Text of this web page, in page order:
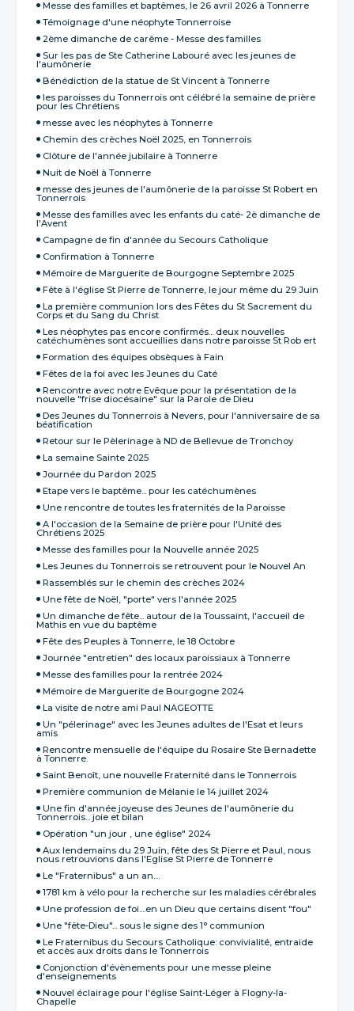
Messe des familles et baptêmes, le 26 avril 2026 à Tonnerre
Témoignage d'une néophyte Tonnerroise
2ème dimanche de carême - Messe des familles
Sur les pas de Ste Catherine Labouré avec les jeunes de
l'aumônerie
Bénédiction de la statue de St Vincent à Tonnerre
les paroisses du Tonnerrois ont célébré la semaine de prière
pour les Chrétiens
messe avec les néophytes à Tonnerre
Chemin des crèches Noël 2025, en Tonnerrois
Clôture de l'année jubilaire à Tonnerre
Nuit de Noël à Tonnerre
messe des jeunes de l'aumônerie de la paroisse St Robert en
Tonnerrois
Messe des familles avec les enfants du caté- 2è dimanche de
l'Avent
Campagne de fin d'année du Secours Catholique
Confirmation à Tonnerre
Mémoire de Marguerite de Bourgogne Septembre 2025
Fête à l'église St Pierre de Tonnerre, le jour même du 29 Juin
La première communion lors des Fêtes du St Sacrement du
Corps et du Sang du Christ
Les néophytes pas encore confirmés... deux nouvelles
catéchumènes sont accueillies dans notre paroisse St Rob ert
Formation des équipes obsèques à Fain
Fêtes de la foi avec les Jeunes du Caté
Rencontre avec notre Evêque pour la présentation de la
nouvelle "frise diocésaine" sur la Parole de Dieu
Des Jeunes du Tonnerrois à Nevers, pour l'anniversaire de sa
béatification
Retour sur le Pèlerinage à ND de Bellevue de Tronchoy
La semaine Sainte 2025
Journée du Pardon 2025
Etape vers le baptême... pour les catéchumènes
Une rencontre de toutes les fraternités de la Paroisse
A l'occasion de la Semaine de prière pour l'Unité des
Chrétiens 2025
Messe des familles pour la Nouvelle année 2025
Les Jeunes du Tonnerrois se retrouvent pour le Nouvel An
Rassemblés sur le chemin des crèches 2024
Une fête de Noël, "porte" vers l'année 2025
Un dimanche de fête... autour de la Toussaint, l'accueil de
Mathis en vue du baptême
Fête des Peuples à Tonnerre, le 18 Octobre
Journée "entretien" des locaux paroissiaux à Tonnerre
Messe des familles pour la rentrée 2024
Mémoire de Marguerite de Bourgogne 2024
La visite de notre ami Paul NAGEOTTE
Un "pélerinage" avec les Jeunes adultes de l'Esat et leurs
amis
Rencontre mensuelle de l‘équipe du Rosaire Ste Bernadette
à Tonnerre.
Saint Benoît, une nouvelle Fraternité dans le Tonnerrois
Première communion de Mélanie le 14 juillet 2024
Une fin d'année joyeuse des Jeunes de l'aumônerie du
Tonnerrois... joie et bilan
Opération "un jour , une église" 2024
Aux lendemains du 29 Juin, fête des St Pierre et Paul, nous
nous retrouvions dans l'Eglise St Pierre de Tonnerre
Le "Fraternibus" a un an....
1781 km à vélo pour la recherche sur les maladies cérébrales
Une profession de foi....en un Dieu que certains disent "fou"
Une "fête-Dieu"... sous le signe des 1° communion
Le Fraternibus du Secours Catholique: convivialité, entraide
et accès aux droits dans le Tonnerrois
Conjonction d'évènements pour une messe pleine
d'enseignements
Nouvel éclairage pour l'église Saint-Léger à Flogny-la-
Chapelle